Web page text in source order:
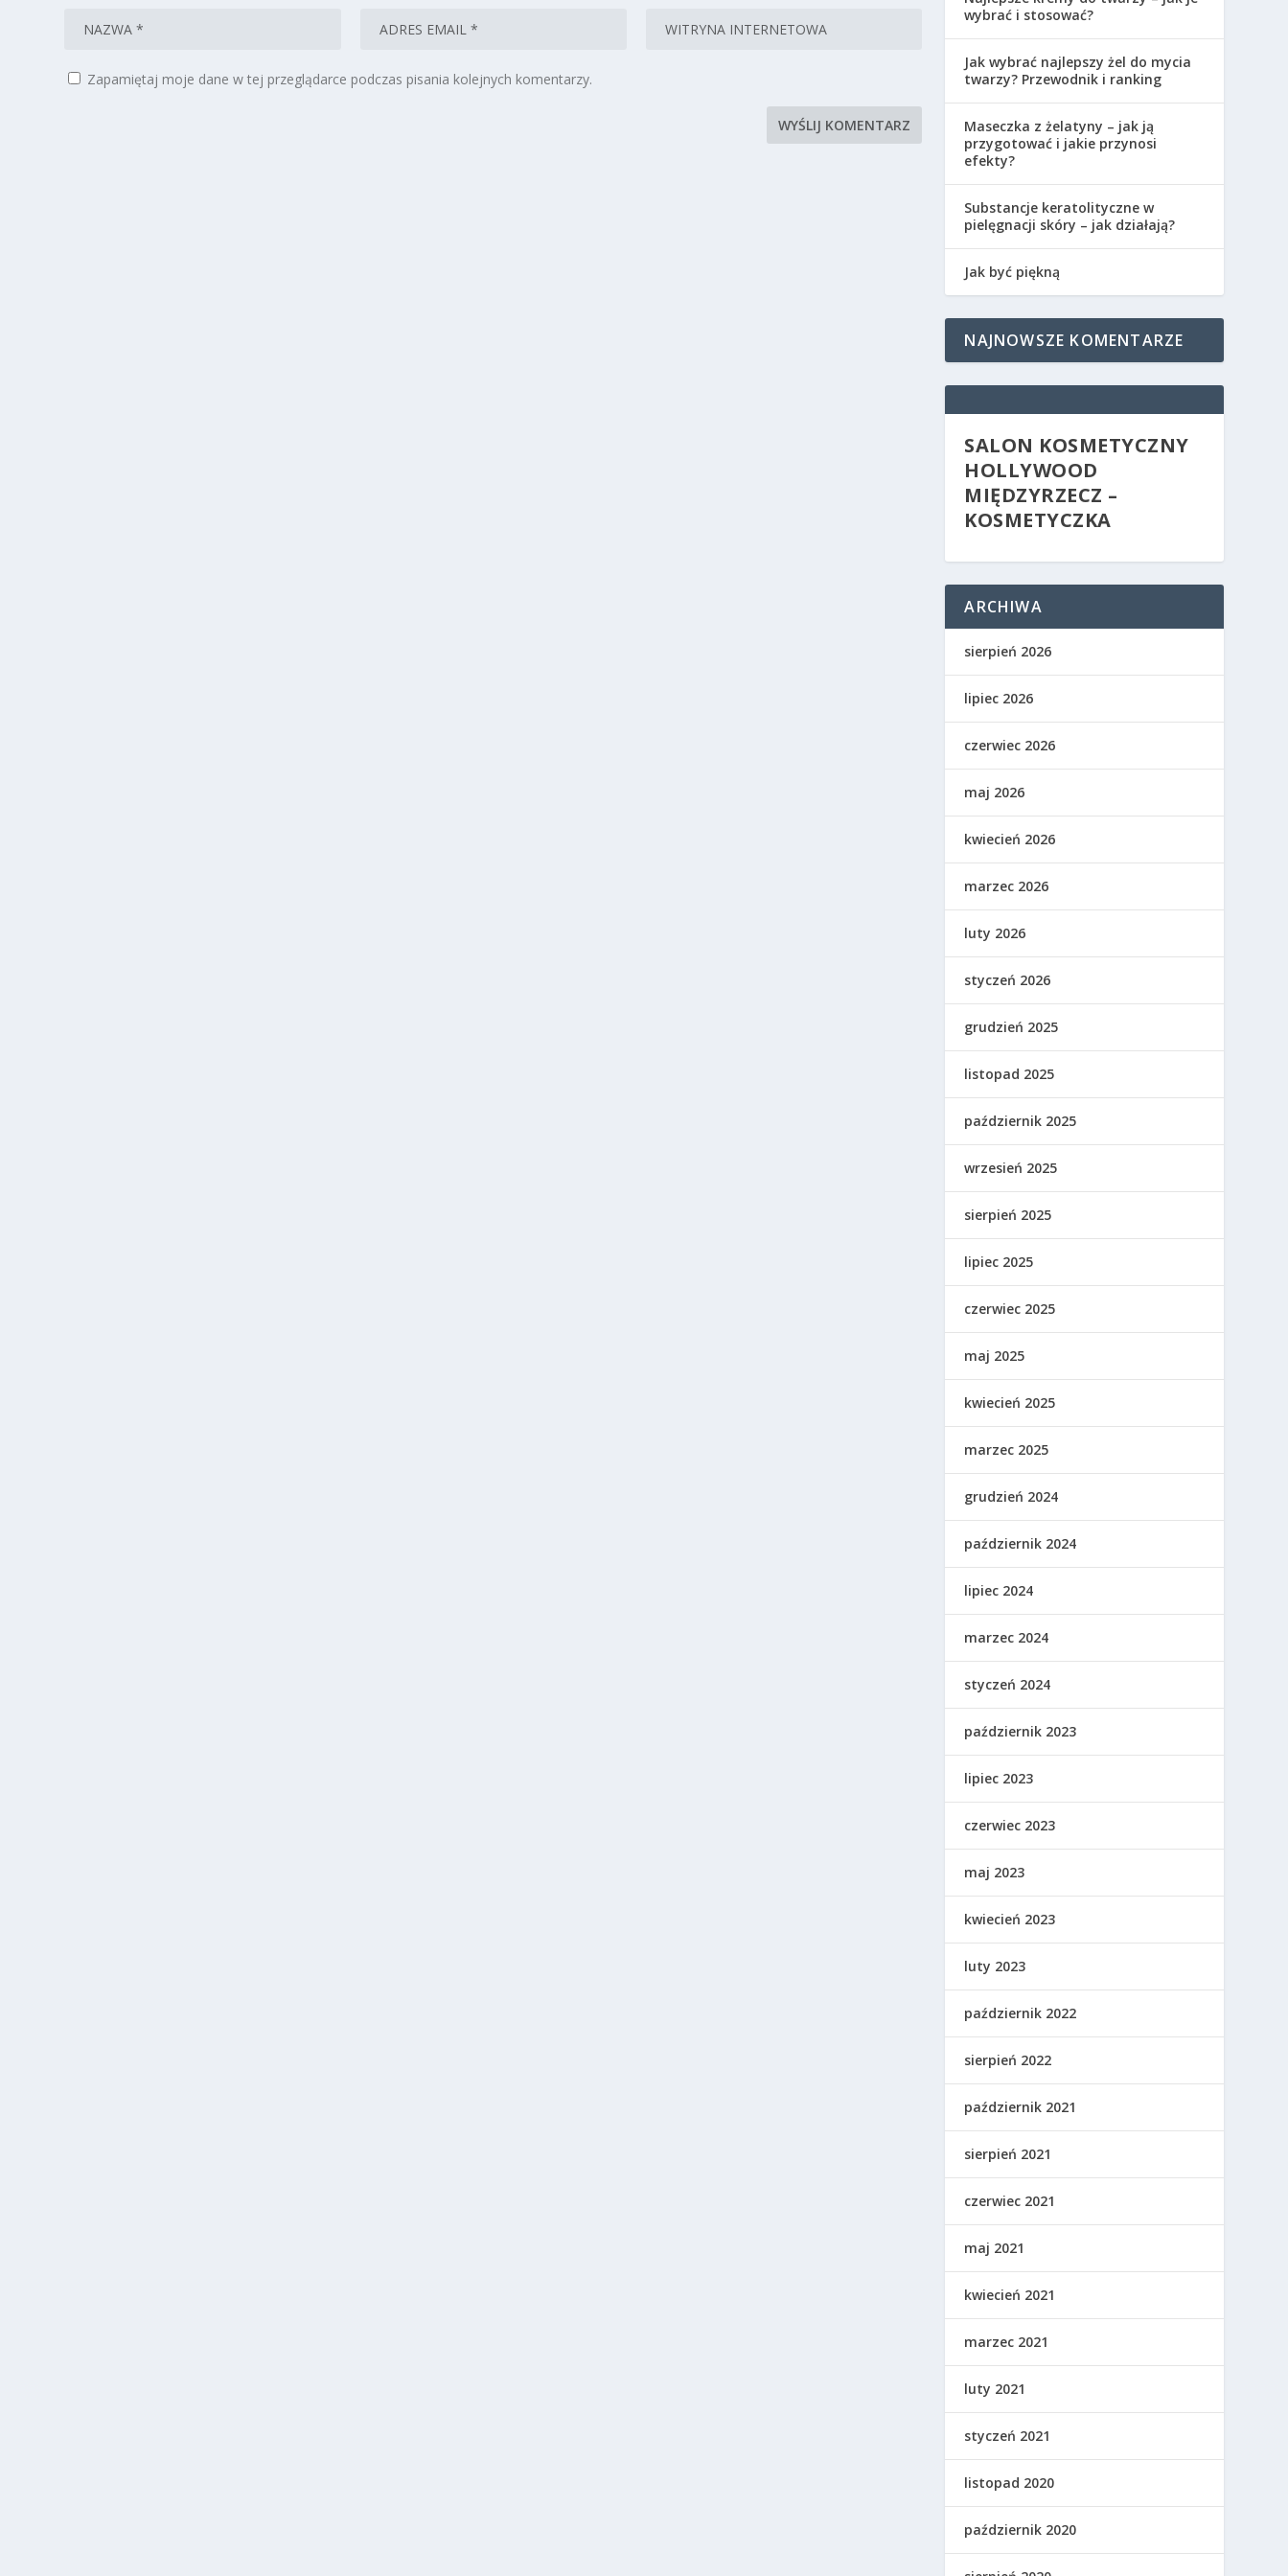
Zapamiętaj moje dane w tej przeglądarce podczas pisania kolejnych komentarzy.
wybrać i stosować?
Jak wybrać najlepszy żel do mycia
twarzy? Przewodnik i ranking
Maseczka z żelatyny – jak ją
przygotować i jakie przynosi
efekty?
Substancje keratolityczne w
pielęgnacji skóry – jak działają?
Jak być piękną
NAJNOWSZE KOMENTARZE
SALON KOSMETYCZNY
HOLLYWOOD
MIĘDZYRZECZ –
KOSMETYCZKA
ARCHIWA
sierpień 2026
lipiec 2026
czerwiec 2026
maj 2026
kwiecień 2026
marzec 2026
luty 2026
styczeń 2026
grudzień 2025
listopad 2025
październik 2025
wrzesień 2025
sierpień 2025
lipiec 2025
czerwiec 2025
maj 2025
kwiecień 2025
marzec 2025
grudzień 2024
październik 2024
lipiec 2024
marzec 2024
styczeń 2024
październik 2023
lipiec 2023
czerwiec 2023
maj 2023
kwiecień 2023
luty 2023
październik 2022
sierpień 2022
październik 2021
sierpień 2021
czerwiec 2021
maj 2021
kwiecień 2021
marzec 2021
luty 2021
styczeń 2021
listopad 2020
październik 2020